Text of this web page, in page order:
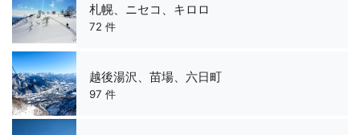
札幌、ニセコ、キロロ
72 件
越後湯沢、苗場、六日町
97 件